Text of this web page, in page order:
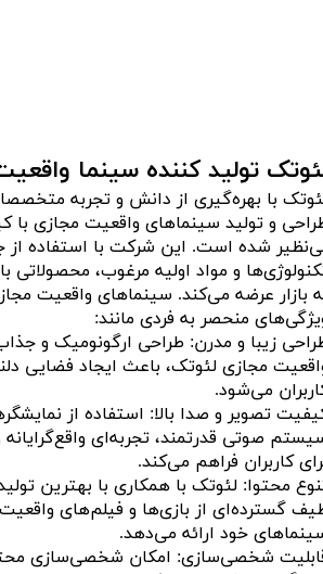
تولید کننده سینما
با بهره‌گیری از دانش و تجربه
و تولید سینماهای واقعیت مجازی با
شده است. این شرکت با استفاده از
و مواد اولیه مرغوب، محصولاتی با
بازار عرضه می‌کند. سینماهای واقعیت
منحصر به فردی مانند:
زیبا و مدرن: طراحی ارگونومیک و
مجازی لئوتک، باعث ایجاد فضایی
می‌شود.
تصویر و صدا بالا: استفاده از
صوتی قدرتمند، تجربه‌ای واقع‌گرایانه
کاربران فراهم می‌کند.
محتوا: لئوتک با همکاری با بهترین
گسترده‌ای از بازی‌ها و فیلم‌های واقعیت
خود ارائه می‌دهد.
شخصی‌سازی: امکان شخصی‌سازی